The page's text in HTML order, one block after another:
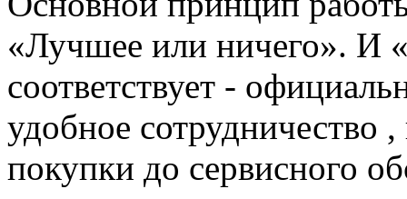
«Лучшее или ничего». И
соответствует -
удобное сотрудничество
покупки до сервисного